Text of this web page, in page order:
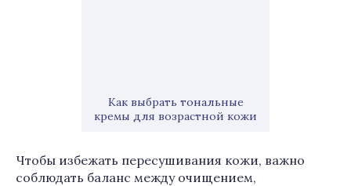
Как выбрать тональные
кремы для возрастной кожи
Чтобы избежать пересушивания кожи, важно
соблюдать баланс между очищением,